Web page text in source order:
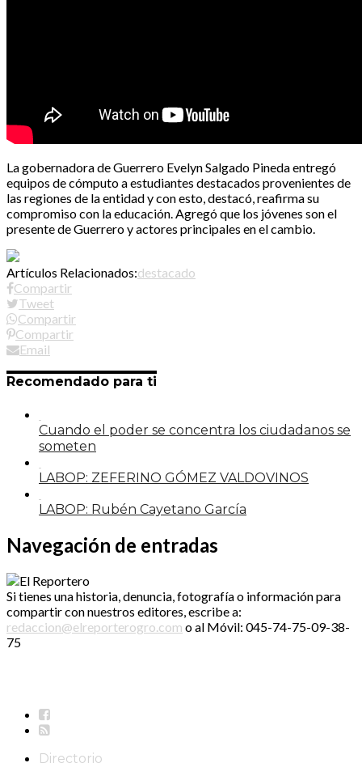
La gobernadora de Guerrero Evelyn Salgado Pineda entregó
equipos de cómputo a estudiantes destacados provenientes de
las regiones de la entidad y con esto, destacó, reafirma su
compromiso con la educación. Agregó que los jóvenes son el
presente de Guerrero y actores principales en el cambio.
Artículos Relacionados:destacado
Compartir
Tweet
Compartir
Compartir
Email
Recomendado para ti
Cuando el poder se concentra los ciudadanos se
someten
LABOP: ZEFERINO GÓMEZ VALDOVINOS
LABOP: Rubén Cayetano García
Navegación de entradas
Si tienes una historia, denuncia, fotografía o información para
compartir con nuestros editores, escribe a:
redaccion@elreporterogro.com o al Móvil: 045-74-75-09-38-
75
Directorio